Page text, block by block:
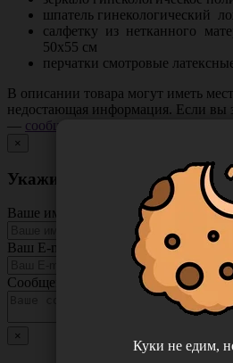
шпатель гинекологический
салфетку из нетканного
50х55 см
перчатки смотровые
В описании товара могут иметь
недостающая информация. Если вы
— сообщите нам
×
Укажите неточность в
Ваше имя
Ваш E-mail
Сообщение
×
Куки не едим,